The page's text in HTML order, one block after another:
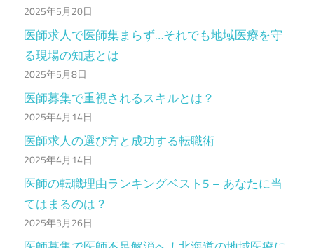
2025年5月20日
医師求人で医師集まらず…それでも地域医療を守
る現場の知恵とは
2025年5月8日
医師募集で重視されるスキルとは？
2025年4月14日
医師求人の選び方と成功する転職術
2025年4月14日
医師の転職理由ランキングベスト5 – あなたに当
てはまるのは？
2025年3月26日